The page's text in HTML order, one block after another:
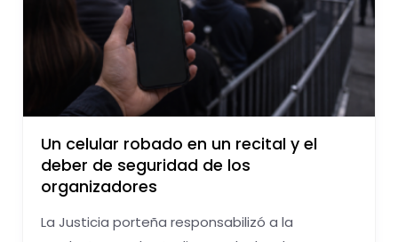
Un celular robado en un recital y el
deber de seguridad de los
organizadores
La Justicia porteña responsabilizó a la